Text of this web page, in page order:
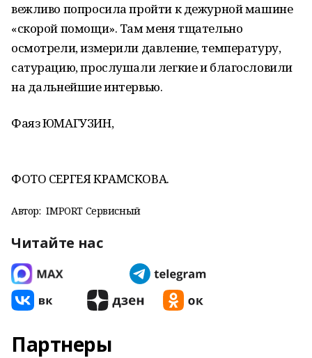
вежливо попросила пройти к дежурной машине
«скорой помощи». Там меня тщательно
осмотрели, измерили давление, температуру,
сатурацию, прослушали легкие и благословили
на дальнейшие интервью.
Фаяз ЮМАГУЗИН,
ФОТО СЕРГЕЯ КРАМСКОВА.
Автор: IMPORT Сервисный
Читайте нас
Партнеры